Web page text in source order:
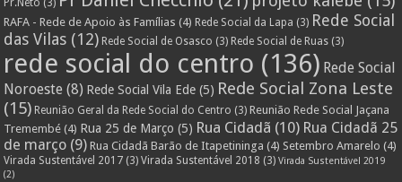
Pr.Neto (3)
RAFA - Rede de Apoio às Famílias (4) Rede Social da Lapa (3) Rede Social
das Vilas (12) Rede Social de Osasco (3) Rede Social de Ruas (3)
rede social do centro (136) Rede Social
Noroeste (8) Rede Social Vila Ede (5) Rede Social Zona Leste
(15) Reunião Geral da Rede Social do Centro (3) Reunião Rede Social Jaçana
Tremembé (4) Rua 25 de Março (5) Rua Cidadã (10) Rua Cidadã 25
de março (9) Rua Cidadã Barão de Itapetininga (4) Setembro Amarelo (4)
Virada Sustentável 2017 (3) Virada Sustentável 2018 (3) Virada Sustentável 2019
(2)